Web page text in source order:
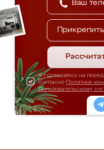
Я соглашаюсь на
согласно Политике
Пользовательскому